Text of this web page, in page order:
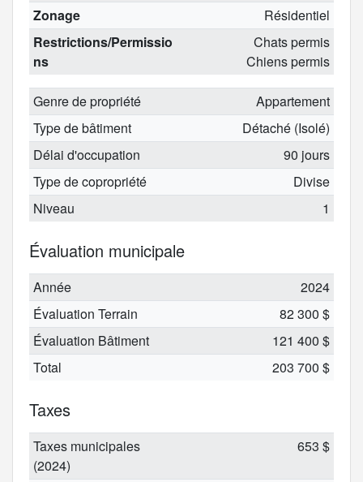
Zonage
Résidentiel
Restrictions/Permissio
ns
Chats permis
Chiens permis
Genre de propriété
Appartement
Type de bâtiment
Détaché (Isolé)
Délai d'occupation
90 jours
Type de copropriété
Divise
Niveau
1
Évaluation municipale
Année
2024
Évaluation Terrain
82 300 $
Évaluation Bâtiment
121 400 $
Total
203 700 $
Taxes
Taxes municipales
(2024)
653 $